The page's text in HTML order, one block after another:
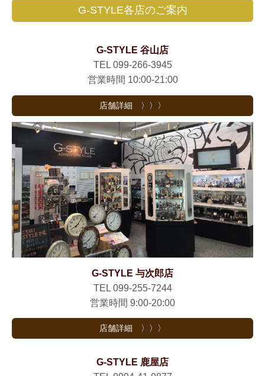
G-STYLE各店のご案内
G-STYLE 谷山店
TEL 099-266-3945
営業時間 10:00-21:00
店舗詳細 〉〉〉
G-STYLE 与次郎店
TEL 099-255-7244
営業時間 9:00-20:00
店舗詳細 〉〉〉
G-STYLE 鹿屋店